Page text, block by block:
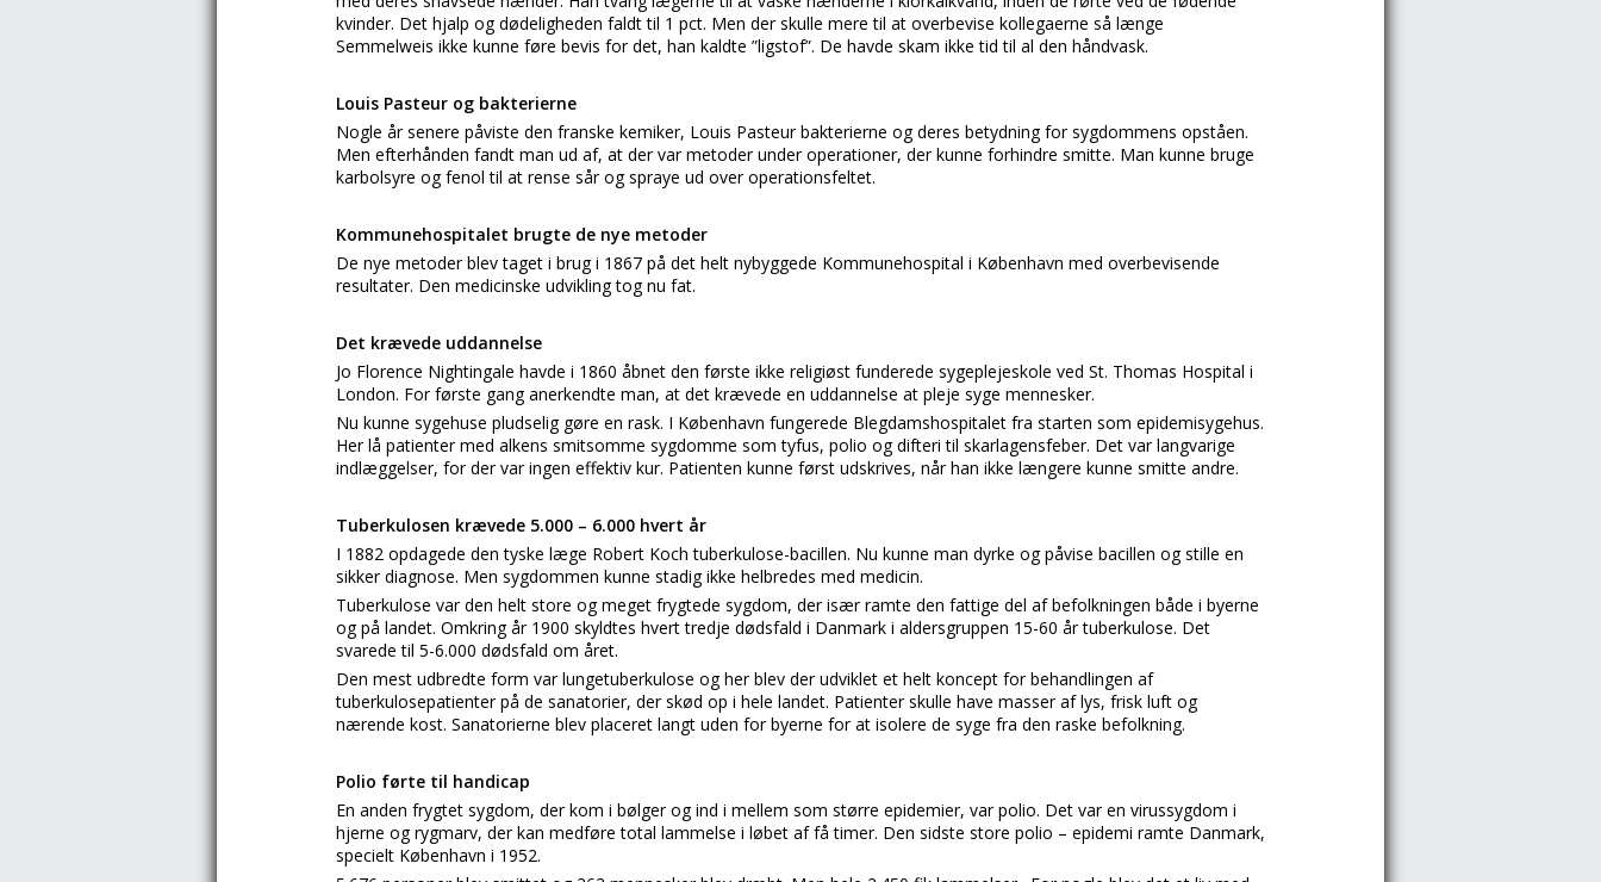
kvinder. Det hjalp og dødeligheden faldt til 1 pct. Men der skulle mere til at overbevise kollegaerne så længe
Semmelweis ikke kunne føre bevis for det, han kaldte ”ligstof”. De havde skam ikke tid til al den håndvask.
Louis Pasteur og bakterierne
Nogle år senere påviste den franske kemiker, Louis Pasteur bakterierne og deres betydning for sygdommens opståen.
Men efterhånden fandt man ud af, at der var metoder under operationer, der kunne forhindre smitte. Man kunne bruge
karbolsyre og fenol til at rense sår og spraye ud over operationsfeltet.
Kommunehospitalet brugte de nye metoder
De nye metoder blev taget i brug i 1867 på det helt nybyggede Kommunehospital i København med overbevisende
resultater. Den medicinske udvikling tog nu fat.
Det krævede uddannelse
Jo Florence Nightingale havde i 1860 åbnet den første ikke religiøst funderede sygeplejeskole ved St. Thomas Hospital i
London. For første gang anerkendte man, at det krævede en uddannelse at pleje syge mennesker.
Nu kunne sygehuse pludselig gøre en rask. I København fungerede Blegdamshospitalet fra starten som epidemisygehus.
Her lå patienter med alkens smitsomme sygdomme som tyfus, polio og difteri til skarlagensfeber. Det var langvarige
indlæggelser, for der var ingen effektiv kur. Patienten kunne først udskrives, når han ikke længere kunne smitte andre.
Tuberkulosen krævede 5.000 – 6.000 hvert år
I 1882 opdagede den tyske læge Robert Koch tuberkulose-bacillen. Nu kunne man dyrke og påvise bacillen og stille en
sikker diagnose. Men sygdommen kunne stadig ikke helbredes med medicin.
Tuberkulose var den helt store og meget frygtede sygdom, der især ramte den fattige del af befolkningen både i byerne
og på landet. Omkring år 1900 skyldtes hvert tredje dødsfald i Danmark i aldersgruppen 15-60 år tuberkulose. Det
svarede til 5-6.000 dødsfald om året.
Den mest udbredte form var lungetuberkulose og her blev der udviklet et helt koncept for behandlingen af
tuberkulosepatienter på de sanatorier, der skød op i hele landet. Patienter skulle have masser af lys, frisk luft og
nærende kost. Sanatorierne blev placeret langt uden for byerne for at isolere de syge fra den raske befolkning.
Polio førte til handicap
En anden frygtet sygdom, der kom i bølger og ind i mellem som større epidemier, var polio. Det var en virussygdom i
hjerne og rygmarv, der kan medføre total lammelse i løbet af få timer. Den sidste store polio – epidemi ramte Danmark,
specielt København i 1952.